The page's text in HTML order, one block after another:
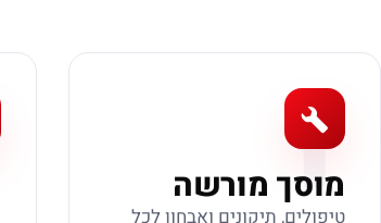
1
מוסך מורשה
טיפולים, תיקונים ואבחון לכל